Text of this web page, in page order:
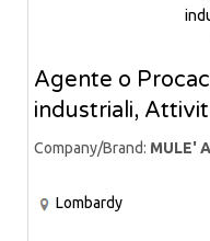
Agente o
industriali,
Company/Brand: MULE'
Lombardy